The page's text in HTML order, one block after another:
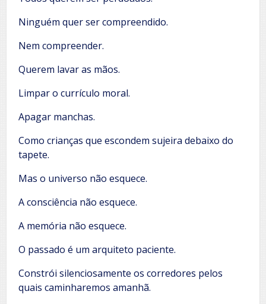
Ninguém quer ser compreendido.
Nem compreender.
Querem lavar as mãos.
Limpar o currículo moral.
Apagar manchas.
Como crianças que escondem sujeira debaixo do
tapete.
Mas o universo não esquece.
A consciência não esquece.
A memória não esquece.
O passado é um arquiteto paciente.
Constrói silenciosamente os corredores pelos
quais caminharemos amanhã.